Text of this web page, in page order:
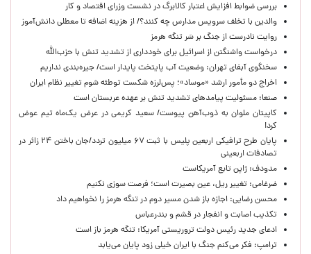
بررسی ضوابط افزایش اعتبار کالابرگ در نشست وزرای اقتصاد و کار
والدین با تخلف سرویس مدارس چه کنند؟/ از هزینه اضافه تا معطلی دانش‌آموز
روایت نادرست از جنگ بر سَر تنگه هرمز
درخواست واشنگتن از اسرائیل برای خودداری از تشدید تنش با حزب‌الله
سخنگوی آبفای تهران: وضعیت آب پایتخت پایدار است/ جیره‌بندی نداریم
اخراج دو مأمور ارشد «موساد»؛ پس‌لرزه شکست توطئه شوم تغییر نظام ایران
صنعا: مسئولیت پیامدهای تشدید تنش بر عهده عربستان است
کاپیتان ملوان به ذوب‌آهن پیوست/ سعید کریمی در عرض یک‌ماه تیم عوض
کرد!
پایان طرح ترافیکی اربعین پلیس با ثبت ۶۷ میلیون تردد/جان باختن ۲۴ زائر در
تصادفات اربعینی
مدودف: ژاپن تابع آمریکاست
ضرغامی: تغییر ریل، عین بصیرت است؛ فرصت سوزی نکنیم
محسن رضایی: اجازه باز شدن مسیر دوم در تنگه هرمز را نخواهیم داد
تکذیب اصابت و انفجار در قشم و بندرعباس
ادعای جدید رئیس دولت تروریستی آمریکا: تنگه هرمز باز است
ترامپ: فکر می‌کنم جنگ با ایران خیلی زود پایان می‌یابد